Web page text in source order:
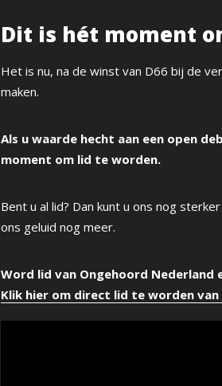
Dit is hét moment
Het is nu, na de winst van D66 bij de
maken.
Als u waarde hecht aan een open
moment om lid te worden.
Bent u al lid? Dan kunt u ons nog
ons geluid nog meer.
Word lid van Ongehoord Nederland
Klik hier om direct lid te worden